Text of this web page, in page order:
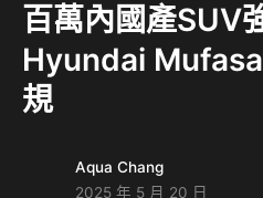
百萬內國產SUV
Hyundai
規
Aqua Chang
2025 年 5 月 20 日